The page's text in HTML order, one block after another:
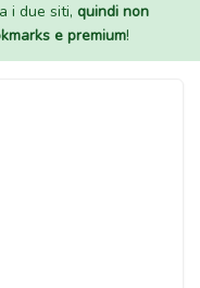
i due siti, quindi non
e premium!